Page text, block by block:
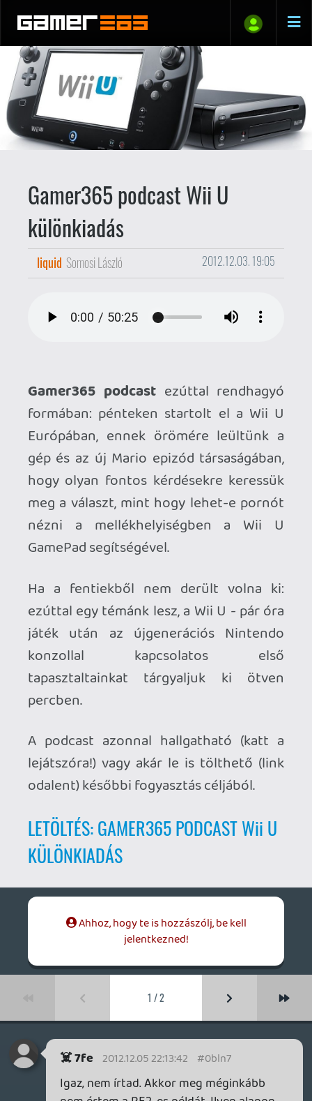
Gamer365 podcast Wii U
liquid Somosi László 2012.12.03. 19:05
formában: pénteken startolt el a Wii U
meg a választ, mint hogy lehet-e pornót
nézni a mellékhelyiségben a Wii U
GamePad segítségével.
Ha a fentiekből nem derült volna ki:
ezúttal egy témánk lesz, a Wii U - pár óra
játék után az újgenerációs Nintendo
konzollal kapcsolatos első
tapasztaltainkat tárgyaljuk ki ötven
percben.
lejátszóra!) vagy akár le is tölthető (link
odalent) későbbi fogyasztás céljából.
LETÖLTÉS: GAMER365 PODCAST Wii U
KÜLÖNKIADÁS
Ahhoz, hogy te is hozzászólj, be kell
Igaz, nem írtad. Akkor meg méginkább
nem értem a RE2-es példát. Ilyen alapon
bármelyik játék játékideje a második vagy
harmadik nekifutásra a felére vagy a
2012.12.05 20:17:32 #0bln6
fallout 3 is jó hosszúra nyúlik, a mariokban
régiekben a zelda SS az eddigi leghosszabb
leghosszabb rész, a yakuza 5 szintúgy az
eddigi legtöbb tartalommal bír a
sorozatból ... szerintem ezt így (hogy a mai
játékok rövidebbek mint a régiek)
általánosságban kijelenteni esetleg a
nyugati akciójátékokra lehet csak.